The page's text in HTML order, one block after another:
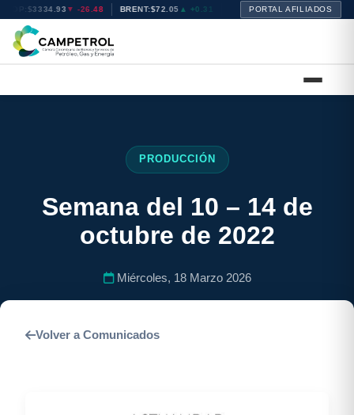
$3334.93▼ -26.48 BRENT:$72.04▲ +0.30 WTI: $68.72▲ +0.21 NATGAS:
PORTAL AFILIADOS
PRODUCCIÓN
Semana del 10 – 14 de
octubre de 2022
Miércoles, 18 Marzo 2026
Volver a Comunicados